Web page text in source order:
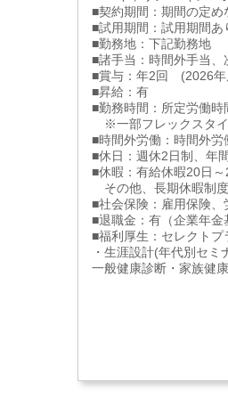
■契約期間：期間の定め
■試用期間：試用期間あ
■勤務地：下記勤務地
■諸手当：時間外手当、
■賞与：年2回 (2026年
■昇給：有
■勤務時間：所定労働
※一部フレックスタイ
■時間外労働：時間外労
■休日：週休2日制、年
■休暇：有給休暇20日～
その他、長期休暇制
■社会保険：雇用保険
■退職金：有（企業年金
■福利厚生：セレクト
・生涯設計(年代別セ
一般健康診断・家族健